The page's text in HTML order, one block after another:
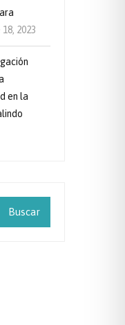
2023
en la